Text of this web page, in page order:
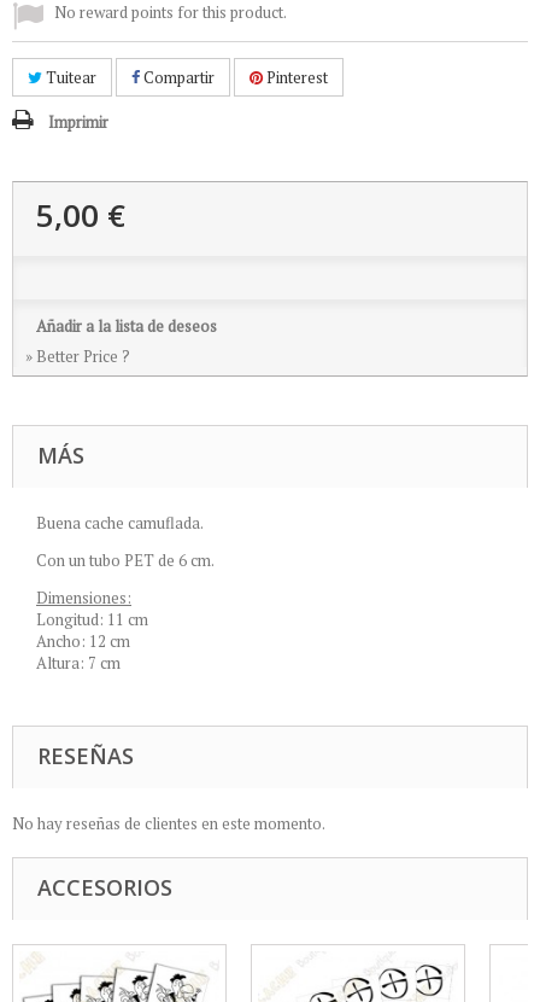
No reward points for this product.
Tuitear Compartir Pinterest
Imprimir
5,00 €
Añadir a la lista de deseos
» Better Price ?
MÁS
Buena cache camuflada.
Con un tubo PET de 6 cm.
Dimensiones:
Longitud: 11 cm
Ancho: 12 cm
Altura: 7 cm
RESEÑAS
No hay reseñas de clientes en este momento.
ACCESORIOS